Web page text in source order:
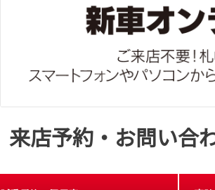
来店予約・お問い合